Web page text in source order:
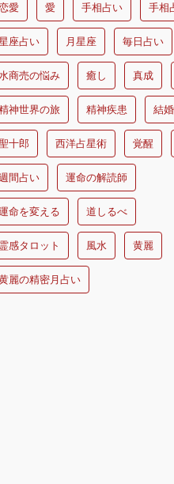
愛 愛 手相占い 手相
座占い 月星座 毎日占い
水商売の悩み 癒し 真成
神世界の旅 精神疾患 結婚
十郎 西洋占星術 覚醒
間占い 運命の解読師
命を変える 道しるべ
霊感タロット 風水 黄麗
麗の精密月占い